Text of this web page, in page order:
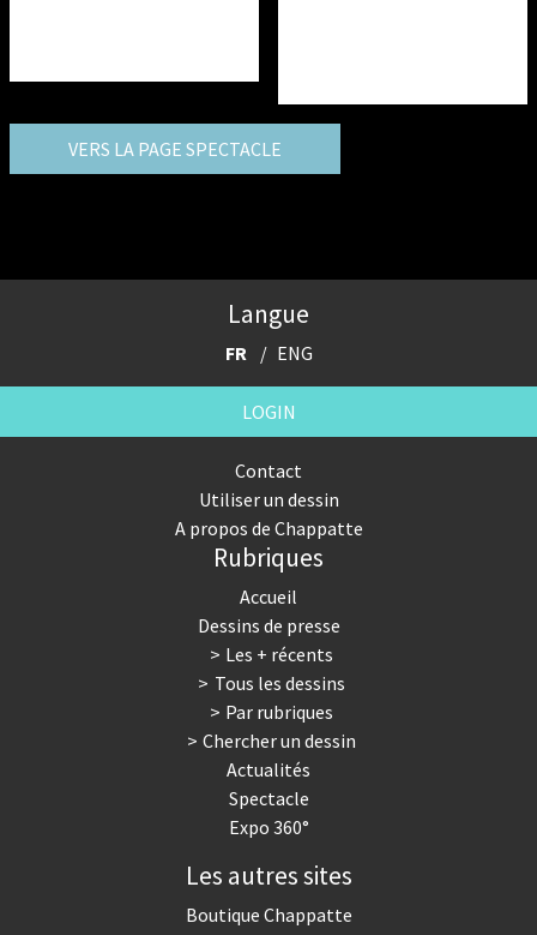
VERS LA PAGE SPECTACLE
Langue
FR ENG
LOGIN
Contact
Utiliser un dessin
A propos de Chappatte
Rubriques
Accueil
Dessins de presse
Les + récents
Tous les dessins
Par rubriques
Chercher un dessin
Actualités
Spectacle
Expo 360°
Les autres sites
Boutique Chappatte